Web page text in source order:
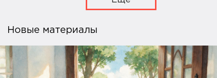
Новые материалы